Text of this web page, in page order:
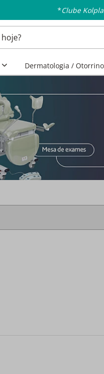
Aproveite as
Dermatologia / Otorrino